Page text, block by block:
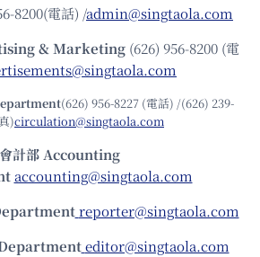
8200(電話) /admin@singtaola.com
& Marketing (626) 956-8200 (電
(626) 956-8227 (電話) /(626) 239-
)circulation@singtaola.com
會計部 Accounting
accounting@singtaola.com
reporter@singtaola.com
editor@singtaola.com